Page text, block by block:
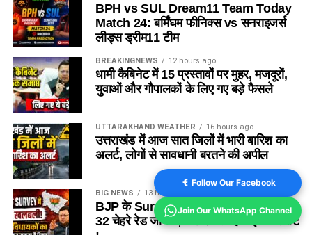
BPH vs SUL Dream11 Team Today
Match 24: बर्मिंघम फीनिक्स vs सनराइजर्स
लीड्स ड्रीम11 टीम
BREAKINGNEWS 12 hours ago
धामी कैबिनेट में 15 प्रस्तावों पर मुहर, मजदूरों,
युवाओं और गौपालकों के लिए गए बड़े फैसले
UTTARAKHAND WEATHER 16 hours ago
उत्तराखंड में आज सात जिलों में भारी बारिश का
अलर्ट, लोगों से सावधानी बरतने की अपील
BIG NEWS 13 hours ago
BJP के Survey ने खोली विधायकों की पोल,
32 चेहरे रेड जोन में, कट सकता है कई का टिकट
Follow Our Facebook
Join Our WhatsApp Channel